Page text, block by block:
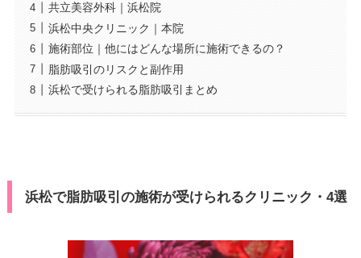
共立美容外科｜浜松院
浜松中央クリニック｜本院
施術部位｜他にはどんな場所に施術できるの？
脂肪吸引のリスクと副作用
浜松で受けられる脂肪吸引まとめ
浜松で脂肪吸引の施術が受けられるクリニック・4選